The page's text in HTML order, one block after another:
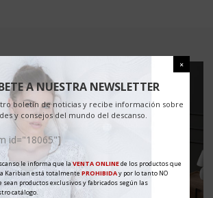
A NUESTRA NEWSLETTER
boletín de noticias y recibe información sobre
y consejos del mundo del descanso.
id="18065"]
le informa que laVENTA ONLINEde los productos que
Karibian está totalmentePROHIBIDAy por lo tanto NO
sean productos exclusivos y fabricados según las
catálogo.